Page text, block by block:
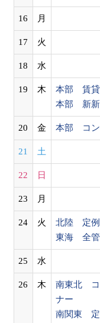
16 月
17 火
18 水
19 木
本部 賃貸
本部 新新
20 金 本部 コン
21 土
22 日
23 月
24 火
北陸 定例
東海 全管
25 水
26 木
南東北 コ
ナー
南関東 定